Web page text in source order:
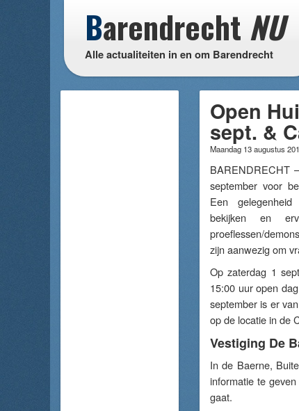
Barendrecht NU
Alle actualiteiten in en om Barendrecht
Open
sept. &
Maandag 13 augustus
BARENDRECHT
september voor
Een
bekijken en
proeflessen/
zijn aanwezig om
Op zaterdag 1
15:00 uur open
september is er
op de locatie in de
Vestiging De
In de Baerne,
informatie te
gaat.